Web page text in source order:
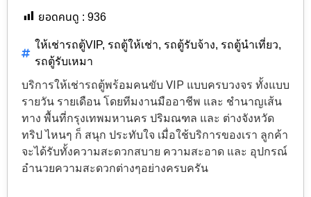
ยอดคนดู : 936
ให้เช่ารถตู้VIP, รถตู้ให้เช่า, รถตู้รับจ้าง, รถตู้นำเที่ยว,
รถตู้รับเหมา
บริการให้เช่ารถตู้พร้อมคนขับ VIP แบบครบวงจร ทั้งแบบ
รายวัน รายเดือน โดยทีมงานมืออาชีพ และ ชำนาญเส้น
ทาง พื้นที่กรุงเทพมหานคร ปริมณฑล และ ต่างจังหวัด
ทริป ไหนๆ ก็ สนุก ประทับใจ เมื่อใช้บริการของเรา ลูกค้า
จะได้รับทั้งความสะดวกสบาย ความสะอาด และ อุปกรณ์
อำนวยความสะดวกต่างๆอย่างครบครัน